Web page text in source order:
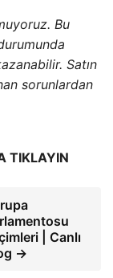
Bu
Satın
sorunlardan
TIKLAYIN
| Canlı
→